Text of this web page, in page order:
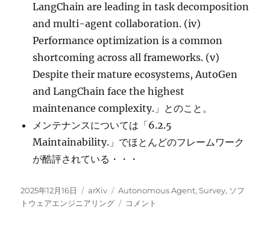
LangChain are leading in task decomposition
and multi-agent collaboration. (iv)
Performance optimization is a common
shortcoming across all frameworks. (v)
Despite their mature ecosystems, AutoGen
and LangChain face the highest
maintenance complexity.」とのこと。
メンテナンスについては「6.2.5
Maintainability.」でほとんどのフレームワーク
が酷評されている・・・
投
稿
2025年12月16日
カ
テ
arXiv
タ
グ
Autonomous Agent,Survey, ソフ
トウェアエンジニアリング
An
コメント